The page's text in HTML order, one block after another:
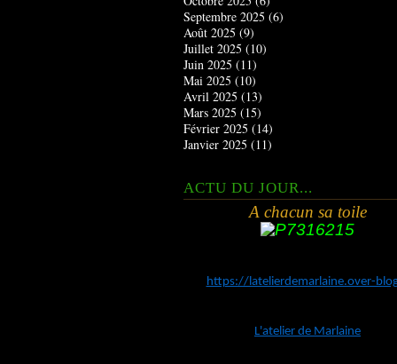
Septembre 2025 (6)
Août 2025 (9)
Juillet 2025 (10)
Juin 2025 (11)
Mai 2025 (10)
Avril 2025 (13)
Mars 2025 (15)
Février 2025 (14)
Janvier 2025 (11)
ACTU DU JOUR...
A chacun sa toile
https://latelierdemarlaine.over-
L'atelier de Marlaine